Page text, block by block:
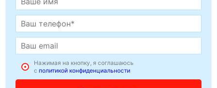
Нажимая на кнопку, я соглашаюсь
с политикой конфиденциальности